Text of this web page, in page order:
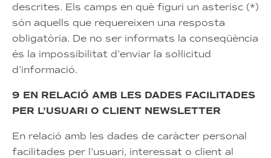
descrites. Els camps en què figuri un asterisc (*)
són aquells que requereixen una resposta
obligatòria. De no ser informats la conseqüència
és la impossibilitat d’enviar la sol·licitud
d’informació.
9 EN RELACIÓ AMB LES DADES FACILITADES
PER L’USUARI O CLIENT NEWSLETTER
En relació amb les dades de caràcter personal
facilitades per l’usuari, interessat o client al